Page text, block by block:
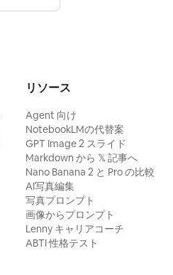
リソース
Agent 向け
NotebookLMの代替案
GPT Image 2 スライド
Markdown から 𝕏 記事へ
Nano Banana 2 と Pro の比較
AI写真編集
写真プロンプト
画像からプロンプト
Lenny キャリアコーチ
ABTI 性格テスト